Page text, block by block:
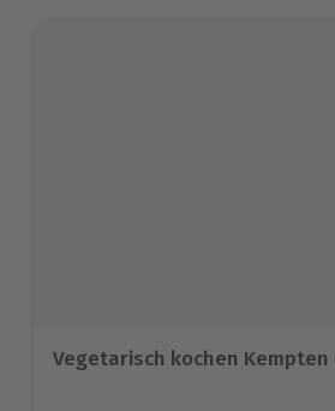
Vegetarisch kochen Kempten